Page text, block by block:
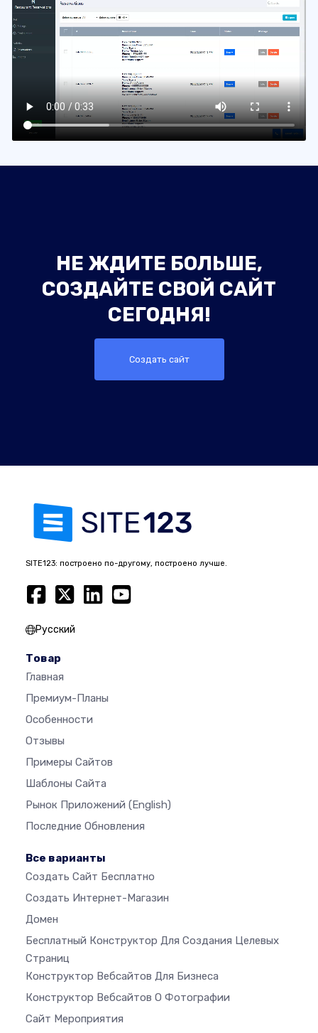
НЕ ЖДИТЕ БОЛЬШЕ,
СОЗДАЙТЕ СВОЙ САЙТ
СЕГОДНЯ!
Создать сайт
SITE123: построено по-другому, построено лучше.
Русский
Товар
Главная
Премиум-Планы
Особенности
Отзывы
Примеры Сайтов
Шаблоны Сайта
Рынок Приложений (English)
Последние Обновления
Все варианты
Создать Сайт Бесплатно
Создать Интернет-Магазин
Домен
Бесплатный Конструктор Для Создания Целевых
Страниц
Конструктор Вебсайтов Для Бизнеса
Конструктор Вебсайтов О Фотографии
Сайт Мероприятия